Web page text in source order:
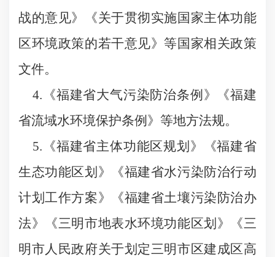
战的意见》《关于贯彻实施国家主体功能
区环境政策的若干意见》等国家相关政策
文件。
4.《福建省大气污染防治条例》《福建
省流域水环境保护条例》等地方法规。
5.《福建省主体功能区规划》《福建省
生态功能区划》《福建省水污染防治行动
计划工作方案》《福建省土壤污染防治办
法》《三明市地表水环境功能区划》《三
明市人民政府关于划定三明市区建成区高